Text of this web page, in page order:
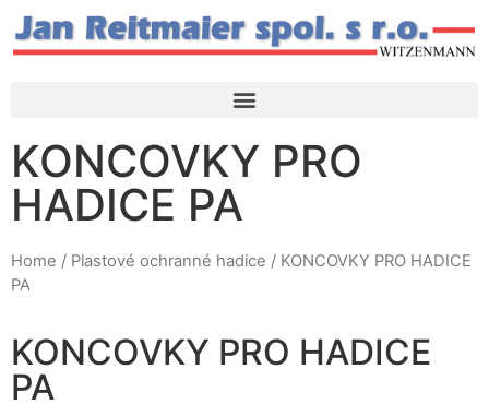
KONCOVKY PRO
HADICE PA
Home / Plastové ochranné hadice / KONCOVKY PRO HADICE
PA
KONCOVKY PRO HADICE
PA